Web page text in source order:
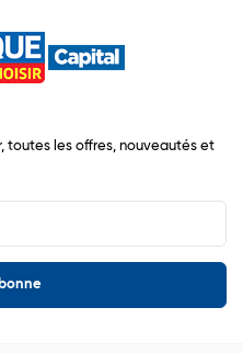
toutes les offres, nouveautés et